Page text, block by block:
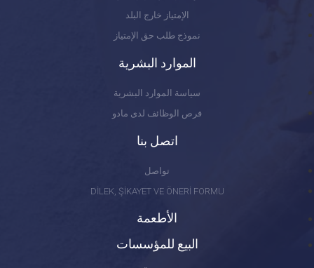
الإمتياز خارج البلد
نموذج طلب حق الإمتياز
الموارد البشرية
سياسة الموارد البشرية
فرص الوظائف لدى مادو
اتصل بنا
تواصل
DİLEK, ŞİKAYET VE ÖNERİ FORMU
الأطعمة
البيع للمؤسسات